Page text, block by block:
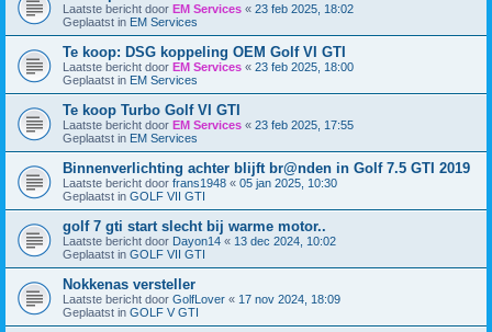
Laatste bericht door EM Services « 23 feb 2025, 18:02
Geplaatst in EM Services
Te koop: DSG koppeling OEM Golf VI GTI
Laatste bericht door EM Services « 23 feb 2025, 18:00
Geplaatst in EM Services
Te koop Turbo Golf VI GTI
Laatste bericht door EM Services « 23 feb 2025, 17:55
Geplaatst in EM Services
Binnenverlichting achter blijft br@nden in Golf 7.5 GTI 2019
Laatste bericht door frans1948 « 05 jan 2025, 10:30
Geplaatst in GOLF VII GTI
golf 7 gti start slecht bij warme motor..
Laatste bericht door Dayon14 « 13 dec 2024, 10:02
Geplaatst in GOLF VII GTI
Nokkenas versteller
Laatste bericht door GolfLover « 17 nov 2024, 18:09
Geplaatst in GOLF V GTI